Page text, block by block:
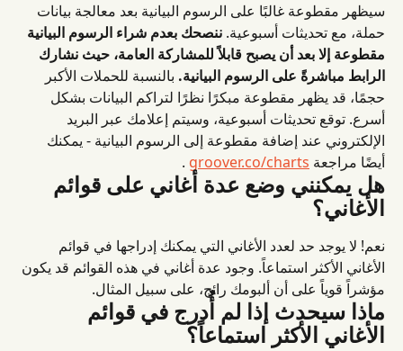
سيظهر مقطوعة غالبًا على الرسوم البيانية بعد معالجة بيانات
حملة، مع تحديثات أسبوعية. ننصحك بعدم شراء الرسوم البيانية
مقطوعة إلا بعد أن يصبح قابلاً للمشاركة العامة، حيث نشارك
الرابط مباشرةً على الرسوم البيانية. بالنسبة للحملات الأكبر
حجمًا، قد يظهر مقطوعة مبكرًا نظرًا لتراكم البيانات بشكل
أسرع. توقع تحديثات أسبوعية، وسيتم إعلامك عبر البريد
الإلكتروني عند إضافة مقطوعة إلى الرسوم البيانية - يمكنك
أيضًا مراجعة groover.co/charts
.
هل يمكنني وضع عدة أغاني على قوائم
الأغاني؟
نعم! لا يوجد حد لعدد الأغاني التي يمكنك إدراجها في قوائم
الأغاني الأكثر استماعاً. وجود عدة أغاني في هذه القوائم قد يكون
مؤشراً قوياً على أن ألبومك رائج، على سبيل المثال.
ماذا سيحدث إذا لم أُدرج في قوائم
الأغاني الأكثر استماعاً؟